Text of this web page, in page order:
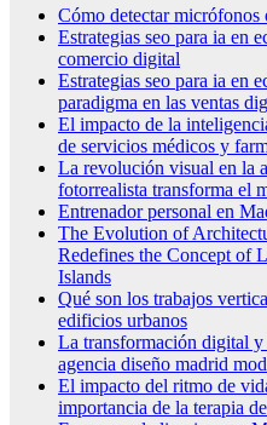
Cómo detectar micrófonos
Estrategias seo para ia en
comercio digital
Estrategias seo para ia en
paradigma en las ventas
El impacto de la
de servicios médicos y
La revolución visual en la
fotorrealista transforma el
Entrenador personal en
The Evolution of
Redefines the Concept of
Islands
Qué son los trabajos
edificios urbanos
La transformación digital
agencia diseño madrid
El impacto del ritmo de
importancia de la terapia